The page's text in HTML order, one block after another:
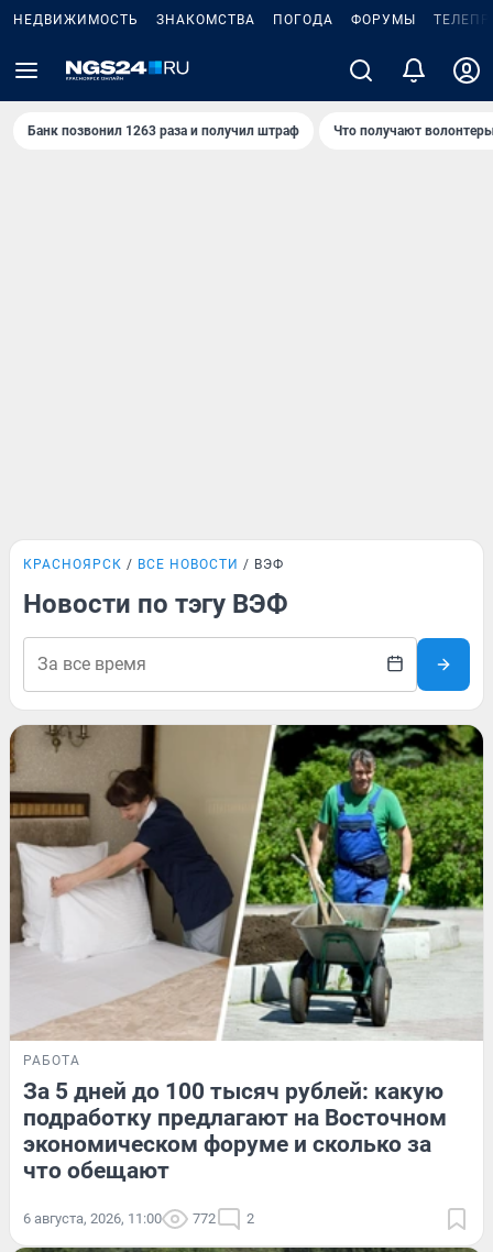
НЕДВИЖИМОСТЬ ЗНАКОМСТВА ПОГОДА ФОРУМЫ
Банк позвонил 1263 раза и получил штраф Что получают
КРАСНОЯРСК ВСЕ НОВОСТИ ВЭФ
Новости по тэгу ВЭФ
РАБОТА
За 5 дней до 100 тысяч рублей: какую
подработку предлагают на Восточном
экономическом форуме и сколько за
что обещают
6 августа, 2026, 11:00 772 2